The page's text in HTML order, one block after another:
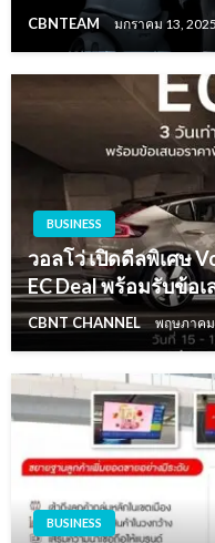
CBNTEAM มกราคม 13, 2025
BUSINESS
วอลโว่ เปิดดีลพิเศษ
EC Deal พร้อมรับข้อ
CBNT CHANNEL พฤษภาคม
BUSINESS